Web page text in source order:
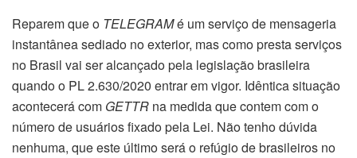
Reparem que o TELEGRAMé um serviço de mensageria
instantânea sediado no exterior, mas como presta serviços
no Brasil vai ser alcançado pela legislação brasileira
quando o PL 2.630/2020 entrar em vigor. Idêntica situação
acontecerá com GETTR na medida que contem com o
número de usuários fixado pela Lei. Não tenho dúvida
nenhuma, que este último será o refúgio de brasileiros no